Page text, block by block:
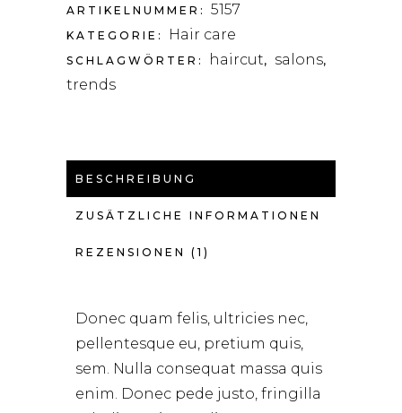
ARTIKELNUMMER: 5157
KATEGORIE: Hair care
SCHLAGWÖRTER: haircut, salons,
trends
BESCHREIBUNG
ZUSÄTZLICHE INFORMATIONEN
REZENSIONEN (1)
Donec quam felis, ultricies nec,
pellentesque eu, pretium quis,
sem. Nulla consequat massa quis
enim. Donec pede justo, fringilla